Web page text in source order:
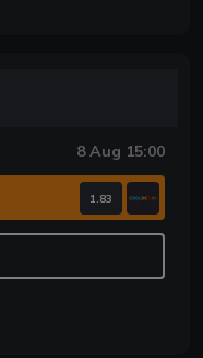
8 Aug 15:00
1.83